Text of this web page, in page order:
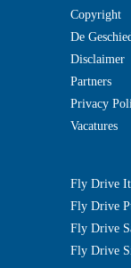
Copyright
De
Disclaimer
Partners
Privacy
Vacatures
Fly Drive
Fly Drive
Fly Drive
Fly Drive